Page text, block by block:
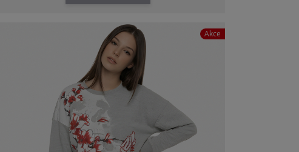
Akce